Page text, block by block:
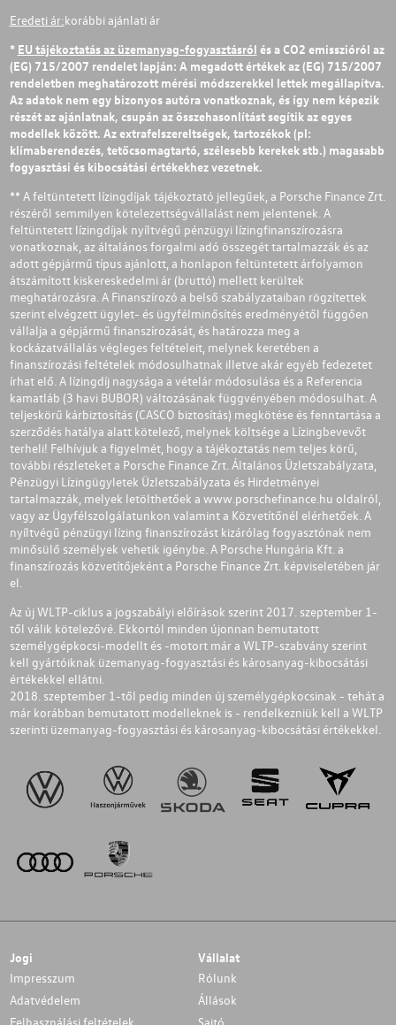
Eredeti ár:korábbi ajánlati ár
* EU tájékoztatás az üzemanyag-fogyasztásról és a CO2 emisszióról az
(EG) 715/2007 rendelet lapján: A megadott értékek az (EG) 715/2007
rendeletben meghatározott mérési módszerekkel lettek megállapítva.
Az adatok nem egy bizonyos autóra vonatkoznak, és így nem képezik
részét az ajánlatnak, csupán az összehasonlítást segítik az egyes
modellek között. Az extrafelszereltségek, tartozékok (pl:
klímaberendezés, tetőcsomagtartó, szélesebb kerekek stb.) magasabb
fogyasztási és kibocsátási értékekhez vezetnek.
** A feltüntetett lízingdíjak tájékoztató jellegűek, a Porsche Finance Zrt.
részéről semmilyen kötelezettségvállalást nem jelentenek. A
feltüntetett lízingdíjak nyíltvégű pénzügyi lízingfinanszírozásra
vonatkoznak, az általános forgalmi adó összegét tartalmazzák és az
adott gépjármű típus ajánlott, a honlapon feltüntetett árfolyamon
átszámított kiskereskedelmi ár (bruttó) mellett kerültek
meghatározásra. A Finanszírozó a belső szabályzataiban rögzítettek
szerint elvégzett ügylet- és ügyfélminősítés eredményétől függően
vállalja a gépjármű finanszírozását, és határozza meg a
kockázatvállalás végleges feltételeit, melynek keretében a
finanszírozási feltételek módosulhatnak illetve akár egyéb fedezetet
írhat elő. A lízingdíj nagysága a vételár módosulása és a Referencia
kamatláb (3 havi BUBOR) változásának függvényében módosulhat. A
teljeskörű kárbiztosítás (CASCO biztosítás) megkötése és fenntartása a
szerződés hatálya alatt kötelező, melynek költsége a Lízingbevevőt
terheli! Felhívjuk a figyelmét, hogy a tájékoztatás nem teljes körű,
további részleteket a Porsche Finance Zrt. Általános Üzletszabályzata,
Pénzügyi Lízingügyletek Üzletszabályzata és Hirdetményei
tartalmazzák, melyek letölthetőek a www.porschefinance.hu oldalról,
vagy az Ügyfélszolgálatunkon valamint a Közvetítőnél elérhetőek. A
nyíltvégű pénzügyi lízing finanszírozást kizárólag fogyasztónak nem
minősülő személyek vehetik igénybe. A Porsche Hungária Kft. a
finanszírozás közvetítőjeként a Porsche Finance Zrt. képviseletében jár
el.
Az új WLTP-ciklus a jogszabályi előírások szerint 2017. szeptember 1-
től válik kötelezővé. Ekkortól minden újonnan bemutatott
személygépkocsi-modellt és -motort már a WLTP-szabvány szerint
kell gyártóiknak üzemanyag-fogyasztási és károsanyag-kibocsátási
értékekkel ellátni.
2018. szeptember 1-től pedig minden új személygépkocsinak - tehát a
már korábban bemutatott modelleknek is - rendelkezniük kell a WLTP
szerinti üzemanyag-fogyasztási és károsanyag-kibocsátási értékekkel.
Jogi
Impresszum
Adatvédelem
Felhasználási feltételek
Vállalat
Rólunk
Állások
Sajtó